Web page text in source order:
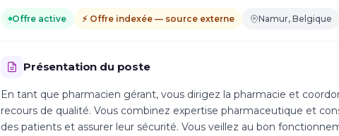
Offre active ⚡ Offre indexée — source externe Namur, Belgique
Présentation du poste
En tant que pharmacien gérant, vous dirigez la pharmacie et
recours de qualité. Vous combinez expertise pharmaceutique et
des patients et assurer leur sécurité. Vous veillez au bon